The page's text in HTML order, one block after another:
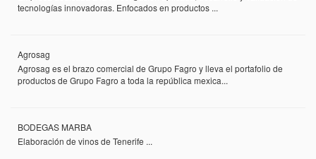
tecnologías innovadoras. Enfocados en productos ...
Agrosag
Agrosag es el brazo comercial de Grupo Fagro y lleva el portafolio de
productos de Grupo Fagro a toda la república mexica...
BODEGAS MARBA
Elaboración de vinos de Tenerife ...